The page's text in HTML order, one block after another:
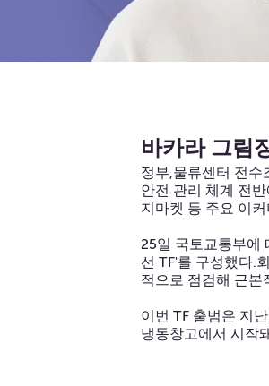
바카라 그림
정부,물류센터 전수
안전 관리 체계 전
지마켓 등 주요 이
25일 국토교통부에
선 TF'를 구성했다.
적으로 점검해 근본
이번 TF 출범은 지
냉동창고에서 시작